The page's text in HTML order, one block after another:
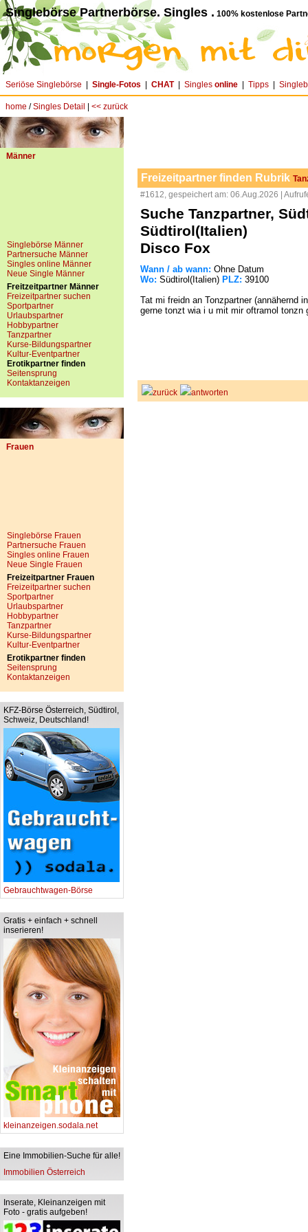
Singlebörse Partnerbörse. Singles . 100% kostenlose
Seriöse Singlebörse Single-Fotos CHAT| Singles online Tipps
home /Singles Detail << zurück
Männer
Singlebörse Männer
Partnersuche Männer
Singles online Männer
Neue Single Männer
Freitzeitpartner Männer
Freizeitpartner suchen
Sportpartner
Urlaubspartner
Hobbypartner
Tanzpartner
Kurse-Bildungspartner
Kultur-Eventpartner
Erotikpartner finden
Seitensprung
Kontaktanzeigen
Frauen
Singlebörse Frauen
Partnersuche Frauen
Singles online Frauen
Neue Single Frauen
Freizeitpartner Frauen
Freizeitpartner suchen
Sportpartner
Urlaubspartner
Hobbypartner
Tanzpartner
Kurse-Bildungspartner
Kultur-Eventpartner
Erotikpartner finden
Seitensprung
Kontaktanzeigen
KFZ-Börse Österreich, Südtirol,
Schweiz, Deutschland!
Gebrauchtwagen-Börse
Gratis + einfach + schnell
inserieren!
kleinanzeigen.sodala.net
Eine Immobilien-Suche für alle!
Immobilien Österreich
Inserate, Kleinanzeigen mit
Foto - gratis aufgeben!
Freizeitpartner finden Rubrik
#1612, gespeichert am: 06.Aug.2026 |
Suche Tanzpartner,
Südtirol(Italien)
Disco Fox
Wann / ab wann: Ohne Datum
Wo: Südtirol(Italien) PLZ: 39100
Tat mi freidn an Tonzpartner (annähernd
gerne tonzt wia i u mit mir oftramol tonzn
zurück antworten